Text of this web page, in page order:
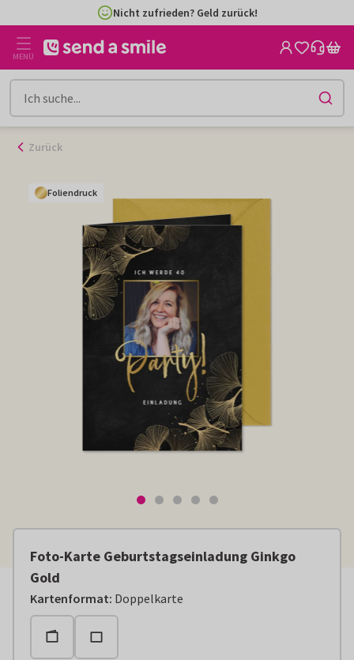
Inhalt
gehen
Nicht zufrieden? Geld zurück!
MENÜ
Zurück
Foliendruck
Foliendruck
Foliendruck
Foliendruck
Foliendruck
Foto-Karte Geburtstagseinladung Ginkgo
Gold
Kartenformat: Doppelkarte